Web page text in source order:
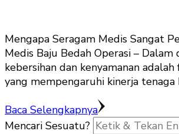
Mengapa Seragam Medis Sangat
Medis Baju Bedah Operasi – Dalam
kebersihan dan kenyamanan
yang mempengaruhi kinerja tenaga
Baca Selengkapnya
Mencari Sesuatu?